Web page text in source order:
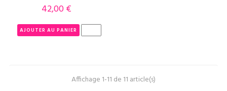
Prix
42,00 €
AJOUTER AU PANIER
Affichage 1-11 de 11 article(s)